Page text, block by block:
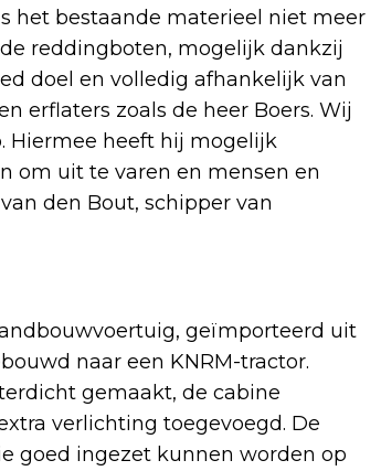
het bestaande materieel niet meer
reddingboten, mogelijk dankzij
doel en volledig afhankelijk van
erflaters zoals de heer Boers. Wij
Hiermee heeft hij mogelijk
om uit te varen en mensen en
den Bout, schipper van
geïmporteerd uit
naar een KNRM-tractor.
gemaakt, de cabine
verlichting toegevoegd. De
goed ingezet kunnen worden op